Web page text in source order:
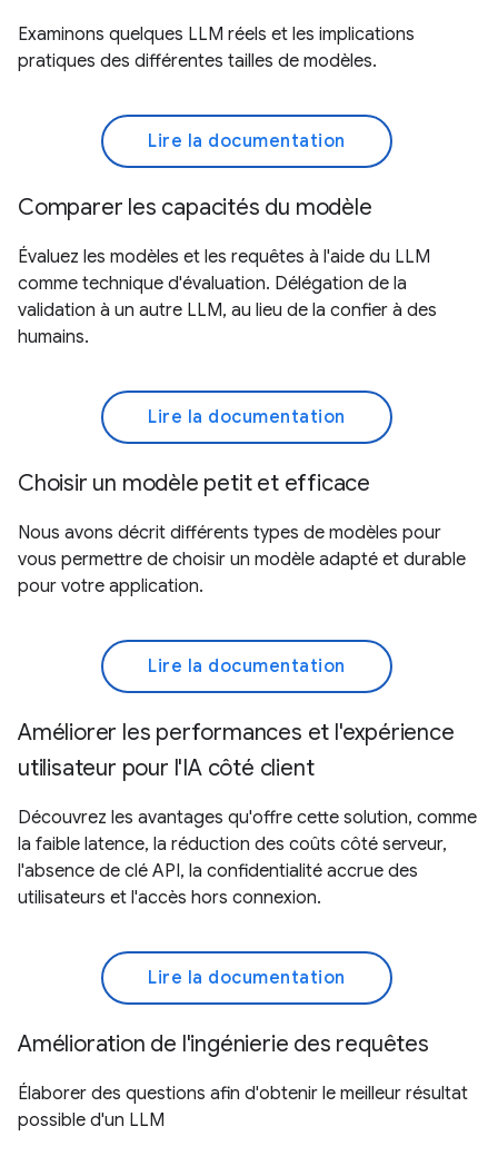
Examinons quelques LLM réels et les implications
pratiques des différentes tailles de modèles.
Lire la documentation
Comparer les capacités du modèle
Évaluez les modèles et les requêtes à l'aide du LLM
comme technique d'évaluation. Délégation de la
validation à un autre LLM, au lieu de la confier à des
humains.
Lire la documentation
Choisir un modèle petit et efficace
Nous avons décrit différents types de modèles pour
vous permettre de choisir un modèle adapté et durable
pour votre application.
Lire la documentation
Améliorer les performances et l'expérience
utilisateur pour l'IA côté client
Découvrez les avantages qu'offre cette solution, comme
la faible latence, la réduction des coûts côté serveur,
l'absence de clé API, la confidentialité accrue des
utilisateurs et l'accès hors connexion.
Lire la documentation
Amélioration de l'ingénierie des requêtes
Élaborer des questions afin d'obtenir le meilleur résultat
possible d'un LLM